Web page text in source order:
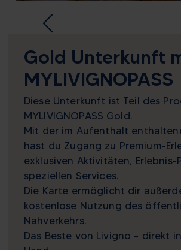
Gold Unterkunft
MYLIVIGNOPASS
Diese Unterkunft ist Teil des
MYLIVIGNOPASS Gold.
Mit der im Aufenthalt
hast du Zugang zu Premium-
exklusiven Aktivitäten, Erlebnis-
speziellen Services.
Die Karte ermöglicht dir
kostenlose Nutzung des
Nahverkehrs.
Das Beste von Livigno – direkt